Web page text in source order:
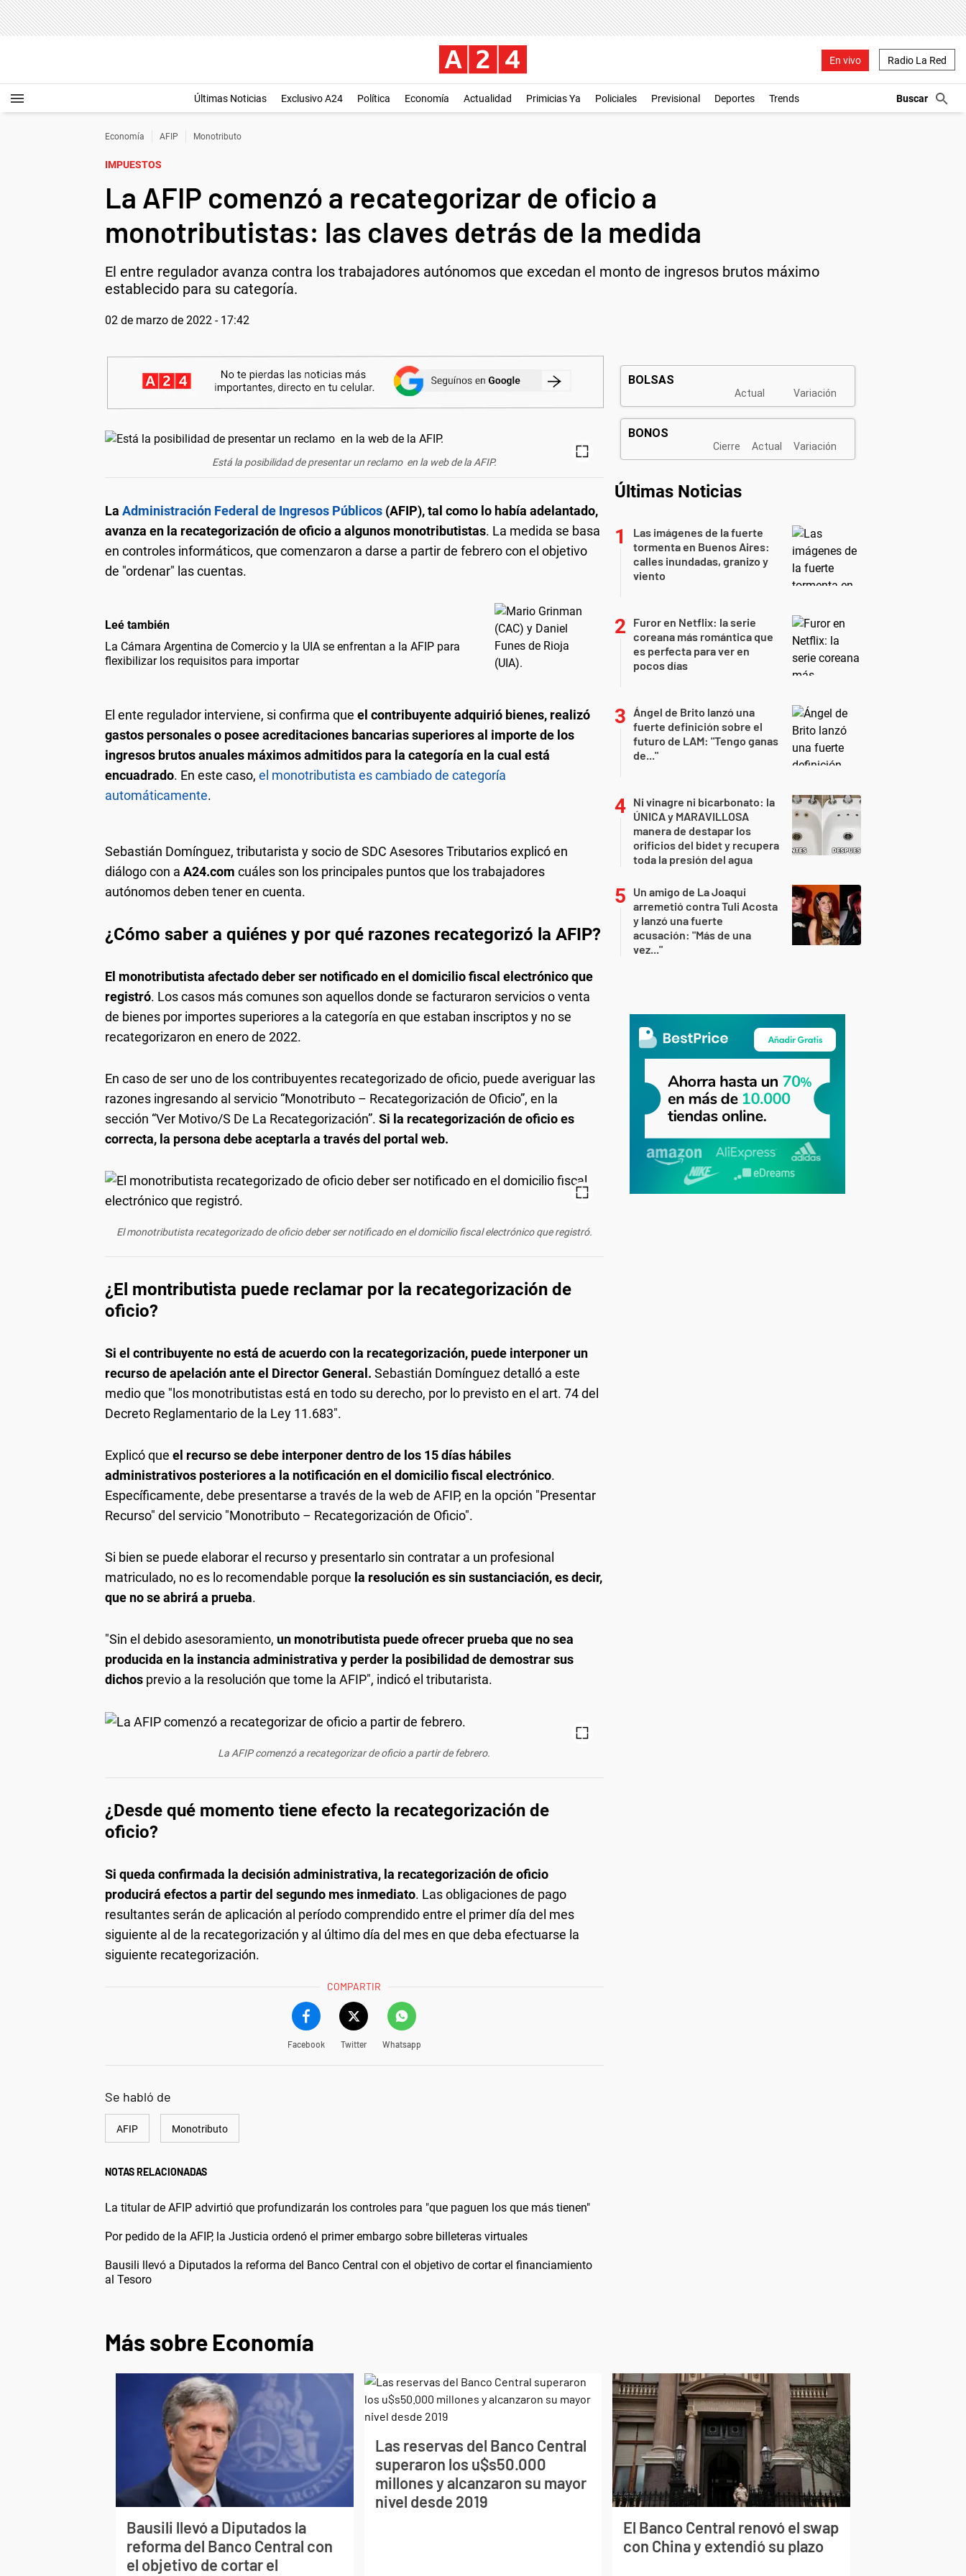
En vivo Radio La Red
Últimas Noticias Exclusivo A24 Política Economía Actualidad Primicias Ya Policiales Previsional Deportes Trends
Economía AFIP Monotributo
IMPUESTOS
La AFIP comenzó a recategorizar de oficio a
monotributistas: las claves detrás de la medida
El entre regulador avanza contra los trabajadores autónomos que excedan el monto de ingresos brutos máximo
establecido para su categoría.
02 de marzo de 2022 - 17:42
Está la posibilidad de presentar un reclamo en la web de la AFIP.
La Administración Federal de Ingresos Públicos (AFIP), tal como lo había adelantado,
avanza en la recategorización de oficio a algunos monotributistas. La medida se basa
en controles informáticos, que comenzaron a darse a partir de febrero con el objetivo
de "ordenar" las cuentas.
Leé también
La Cámara Argentina de Comercio y la UIA se enfrentan a la AFIP para
flexibilizar los requisitos para importar
El ente regulador interviene, si confirma que el contribuyente adquirió bienes, realizó
gastos personales o posee acreditaciones bancarias superiores al importe de los
ingresos brutos anuales máximos admitidos para la categoría en la cual está
encuadrado. En este caso, el monotributista es cambiado de categoría
automáticamente.
Sebastián Domínguez, tributarista y socio de SDC Asesores Tributarios explicó en
diálogo con a A24.com cuáles son los principales puntos que los trabajadores
autónomos deben tener en cuenta.
¿Cómo saber a quiénes y por qué razones recategorizó la AFIP?
El monotributista afectado deber ser notificado en el domicilio fiscal electrónico que
registró. Los casos más comunes son aquellos donde se facturaron servicios o venta
de bienes por importes superiores a la categoría en que estaban inscriptos y no se
recategorizaron en enero de 2022.
En caso de ser uno de los contribuyentes recategorizado de oficio, puede averiguar las
razones ingresando al servicio “Monotributo – Recategorización de Oficio”, en la
sección “Ver Motivo/S De La Recategorización”. Si la recategorización de oficio es
correcta, la persona debe aceptarla a través del portal web.
El monotributista recategorizado de oficio deber ser notificado en el domicilio fiscal electrónico que registró.
¿El montributista puede reclamar por la recategorización de
oficio?
Si el contribuyente no está de acuerdo con la recategorización, puede interponer un
recurso de apelación ante el Director General. Sebastián Domínguez detalló a este
medio que "los monotributistas está en todo su derecho, por lo previsto en el art. 74 del
Decreto Reglamentario de la Ley 11.683".
Explicó que el recurso se debe interponer dentro de los 15 días hábiles
administrativos posteriores a la notificación en el domicilio fiscal electrónico.
Específicamente, debe presentarse a través de la web de AFIP, en la opción "Presentar
Recurso" del servicio "Monotributo – Recategorización de Oficio".
Si bien se puede elaborar el recurso y presentarlo sin contratar a un profesional
matriculado, no es lo recomendable porque la resolución es sin sustanciación, es decir,
que no se abrirá a prueba.
"Sin el debido asesoramiento, un monotributista puede ofrecer prueba que no sea
producida en la instancia administrativa y perder la posibilidad de demostrar sus
dichos previo a la resolución que tome la AFIP", indicó el tributarista.
La AFIP comenzó a recategorizar de oficio a partir de febrero.
¿Desde qué momento tiene efecto la recategorización de
oficio?
Si queda confirmada la decisión administrativa, la recategorización de oficio
producirá efectos a partir del segundo mes inmediato. Las obligaciones de pago
resultantes serán de aplicación al período comprendido entre el primer día del mes
siguiente al de la recategorización y al último día del mes en que deba efectuarse la
siguiente recategorización.
COMPARTIR
Facebook Twitter Whatsapp
Se habló de
AFIP Monotributo
NOTAS RELACIONADAS
La titular de AFIP advirtió que profundizarán los controles para "que paguen los que más tienen"
Por pedido de la AFIP, la Justicia ordenó el primer embargo sobre billeteras virtuales
Bausili llevó a Diputados la reforma del Banco Central con el objetivo de cortar el financiamiento
al Tesoro
Últimas Noticias
Las imágenes de la fuerte
tormenta en Buenos Aires:
calles inundadas, granizo y
viento
Furor en Netflix: la serie
coreana más romántica que
es perfecta para ver en
pocos días
Ángel de Brito lanzó una
fuerte definición sobre el
futuro de LAM: "Tengo ganas
de..."
Ni vinagre ni bicarbonato: la
ÚNICA y MARAVILLOSA
manera de destapar los
orificios del bidet y recupera
toda la presión del agua
Un amigo de La Joaqui
arremetió contra Tuli Acosta
y lanzó una fuerte
acusación: "Más de una
vez..."
Más sobre Economía
Bausili llevó a Diputados la
reforma del Banco Central con
el objetivo de cortar el
Las reservas del Banco Central
superaron los u$s50.000
millones y alcanzaron su mayor
nivel desde 2019
El Banco Central renovó el swap
con China y extendió su plazo